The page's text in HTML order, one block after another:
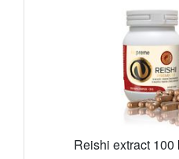
Reishi extract